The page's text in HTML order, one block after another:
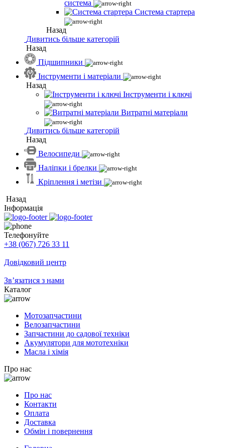
система
Система стартера
Назад
Дивитись більше категорій
Назад
Підшипники
Інструменти і матеріали
Назад
Інструменти і ключі
Витратні матеріали
Дивитись більше категорій
Назад
Велосипеди
Наліпки і брелки
Кріплення і метізи
Назад
Інформація
Телефонуйте
+38 (067) 726 33 11
Довідковий центр
Зв’язатися з нами
Каталог
Мотозапчастини
Велозапчастини
Запчастини до садової техніки
Акумулятори для мототехніки
Масла і хімія
Про нас
Про нас
Контакти
Оплата
Доставка
Обмін і повернення